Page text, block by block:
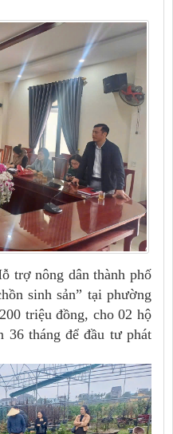
trợ nông dân thành phố
sinh sản” tại phường
triệu đồng, cho 02 hộ
tháng để đầu tư phát